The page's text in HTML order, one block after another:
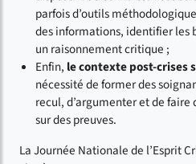
parfois d’outils
des informations, identifier les
un raisonnement critique ;
Enfin, le contexte post-crises
nécessité de former des
recul, d’argumenter et de faire
sur des preuves.
La Journée Nationale de l’Esprit